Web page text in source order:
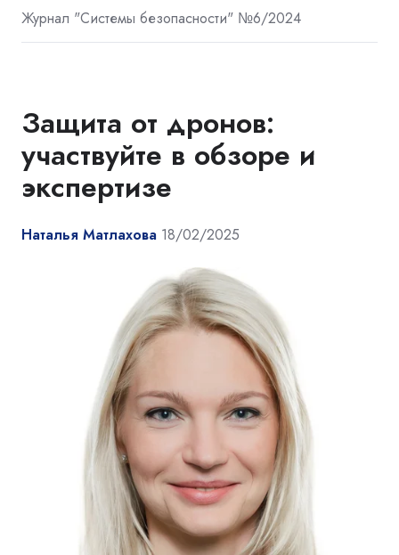
Журнал "Системы безопасности" №6/2024
Защита от дронов:
участвуйте в обзоре и
экспертизе
Наталья Матлахова 18/02/2025